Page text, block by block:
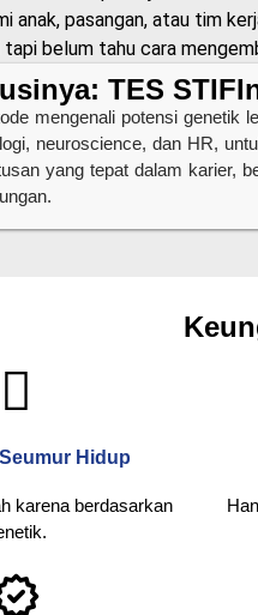
anak, pasangan, atau tim
belum tahu cara
TES
mengenali potensi genetik
neuroscience, dan HR,
yang tepat dalam karier,
Hidup
karena berdasarkan